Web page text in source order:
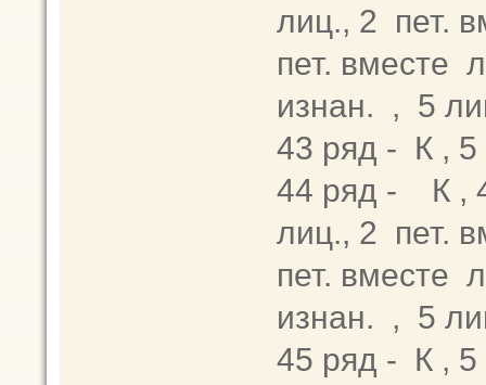
лиц., 2 пет.
пет. вместе
изнан. , 5
43 ряд - К ,
44 ряд - К ,
лиц., 2 пет.
пет. вместе
изнан. , 5
45 ряд - К ,